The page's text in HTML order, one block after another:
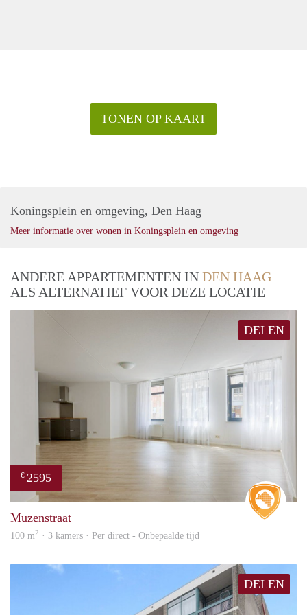
TONEN OP KAART
Koningsplein en omgeving, Den Haag
Meer informatie over wonen in Koningsplein en omgeving
ANDERE APPARTEMENTEN IN DEN HAAG
ALS ALTERNATIEF VOOR DEZE LOCATIE
DELEN
€ 2595
Muzenstraat
100 m2 · 3 kamers · Per direct - Onbepaalde tijd
DELEN